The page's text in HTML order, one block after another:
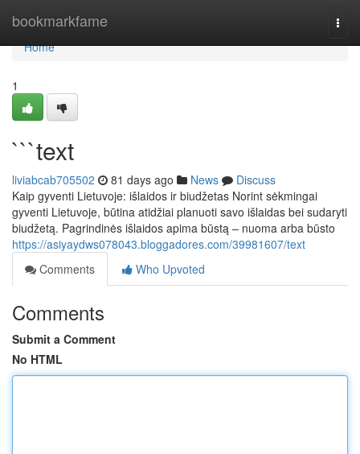
bookmarkfame
Home
Home
1
```text
liviabcab705502 81 days ago News
Discuss
Kaip gyventi Lietuvoje: išlaidos ir biudžetas Norint sėkmingai
gyventi Lietuvoje, būtina atidžiai planuoti savo išlaidas bei sudaryti
biudžetą. Pagrindinės išlaidos apima būstą – nuoma arba būsto
https://asiyaydws078043.bloggadores.com/39981607/text
Comments
Who Upvoted
Comments
Submit a Comment
No HTML